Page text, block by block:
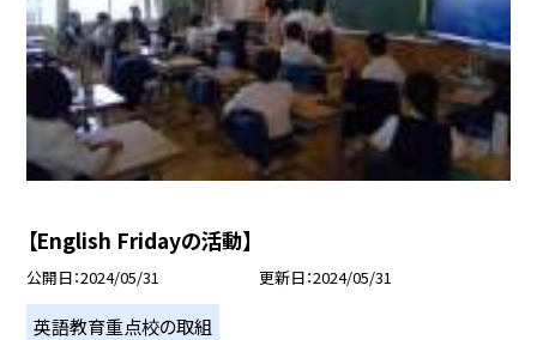
【English Fridayの活動】
公開日 2024/05/31 更新日 2024/05/31
英語教育重点校の取組